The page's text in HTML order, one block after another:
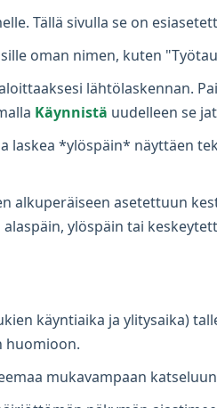
Tällä sivulla se on
oman nimen, kuten
lähtölaskennan.
Käynnistä uudelleen se
laskea *ylöspäin* näyttäen
alkuperäiseen asetettuun
ylöspäin tai
käyntiaika ja ylitysaika)
huomioon.
mukavampaan